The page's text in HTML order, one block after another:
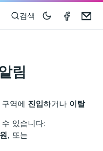
검색
림
역에 진입하거나 이탈
있습니다:
원, 또는